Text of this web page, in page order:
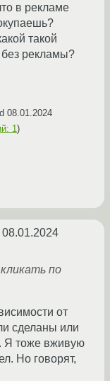
в рекламе
такой
без рекламы?
08.01.2024
1 )
08.01.2024
по
от
сделаны или
Я тоже вживую
Но говорят,